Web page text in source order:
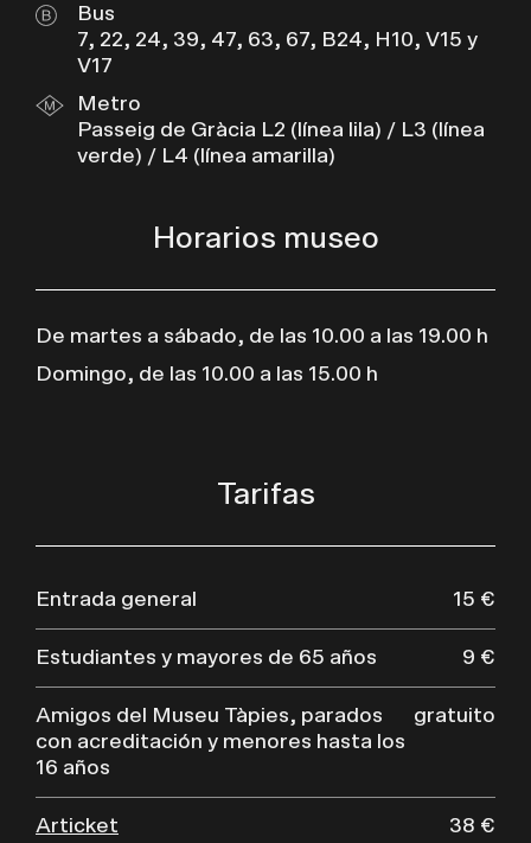
Bus
7, 22, 24, 39, 47, 63, 67, B24, H10, V15 y
V17
Metro
Passeig de Gràcia L2 (línea lila) / L3 (línea
verde) / L4 (línea amarilla)
Horarios museo
De martes a sábado, de las 10.00 a las 19.00 h
Domingo, de las 10.00 a las 15.00 h
Tarifas
Entrada general 15 €
Estudiantes y mayores de 65 años 9 €
Amigos del Museu Tàpies, parados
con acreditación y menores hasta los
16 años
gratuito
Articket 38 €